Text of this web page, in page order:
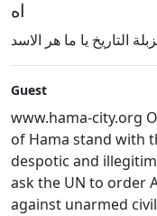
اه
التاريخ يا ما هر الاسد
Guest
www.hama-city.org
of Hama stand with
despotic and
ask the UN to order
against unarmed